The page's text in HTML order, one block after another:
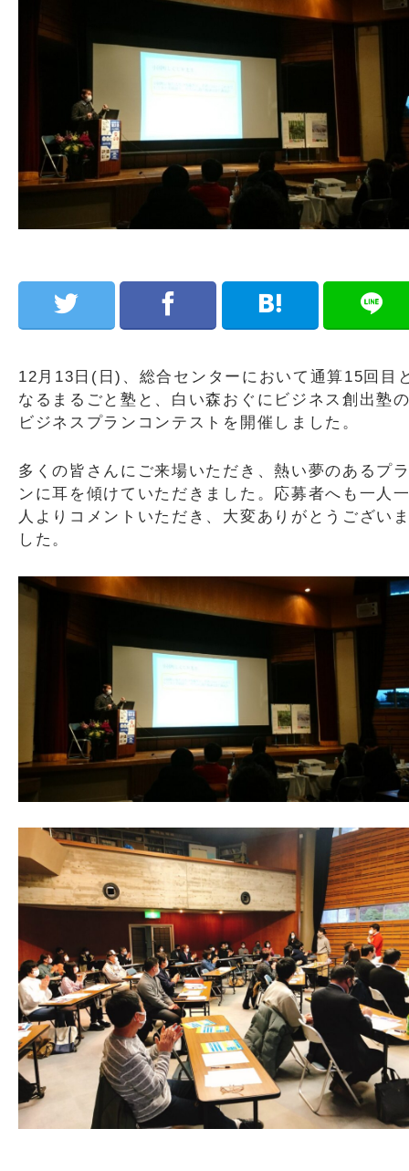
12月13日(日)、総合センターにおいて通算15回目
なるまるごと塾と、白い森おぐにビジネス創出塾
ビジネスプランコンテストを開催しました。
多くの皆さんにご来場いただき、熱い夢のあるプ
ンに耳を傾けていただきました。応募者へも一人
人よりコメントいただき、大変ありがとうござい
した。